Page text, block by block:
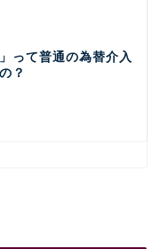
って普通の為替介入
？